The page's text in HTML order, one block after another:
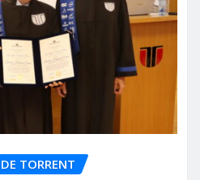
TORRENT